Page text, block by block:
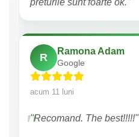
preturile sunt foarte ok."
R
Ramona Adam
Google
acum 11 luni
"Recomand. The best!!!!!"